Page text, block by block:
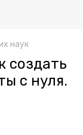
наук
создать
с нуля.